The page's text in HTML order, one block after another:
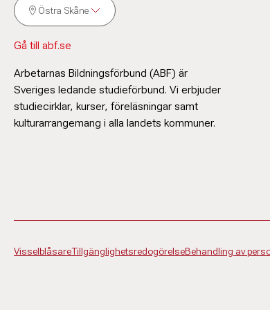
Östra Skåne
Gå till abf.se
Arbetarnas Bildningsförbund (ABF) är
Sveriges ledande studieförbund. Vi erbjuder
studiecirklar, kurser, föreläsningar samt
kulturarrangemang i alla landets kommuner.
VisselblåsareTillgänglighetsredogörelseBehandling av